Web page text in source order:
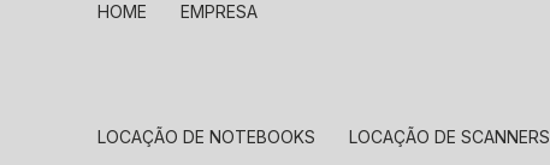
HOME EMPRESA
LOCAÇÃO DE NOTEBOOKS LOCAÇÃO DE SCANNERS